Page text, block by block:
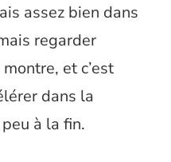
assez bien dans
regarder
et c’est
dans la
à la fin.